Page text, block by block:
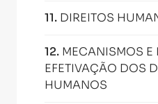
11. DIREITOS
12. MECANISMOS E
EFETIVAÇÃO DOS
HUMANOS